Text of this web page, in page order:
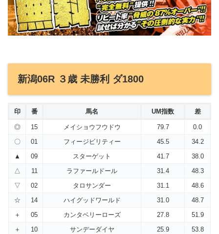
新潟06R ３歳 未勝利 ダ1800
印 番 馬名 UM指数 差
◎ 15 メイショウフウドウ 79.7
0.0
〇
01 フィージビリティー 45.5
34.2
▲
09 スターゲット 41.7
38.0
△
11 ラファールドール 31.4
48.3
▽
02 タロサンダー 31.1
48.6
☆
14 ハイグッドワールド 31.0
48.7
＋
05 カンタベリーローズ 27.8
51.9
＋
10 サンデーダイヤ 25.9
53.8